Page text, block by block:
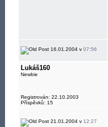
16.01.2004 v 07:56
Lukáš160
Newbie
Registrován: 22.10.2003
Příspěvků: 15
21.01.2004 v 12:27